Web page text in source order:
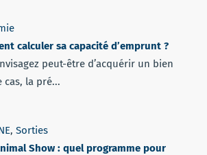
calculer sa capacité d’emprunt ?
peut-être d’acquérir un bien
cas, la pré...
, Sorties
Show : quel programme pour